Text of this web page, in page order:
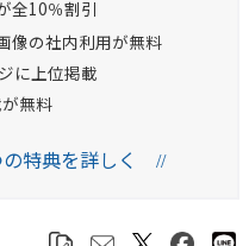
全10％割引
像の社内利用が無料
に上位掲載
無料
特典を詳しく //